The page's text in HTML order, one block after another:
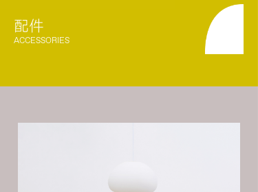
BLOSSOM SOFA
BLOSSOM SOFA
UPHOLSTERED
MOMENTS
SEEDS STORAGE
配件
ACCESSORIES